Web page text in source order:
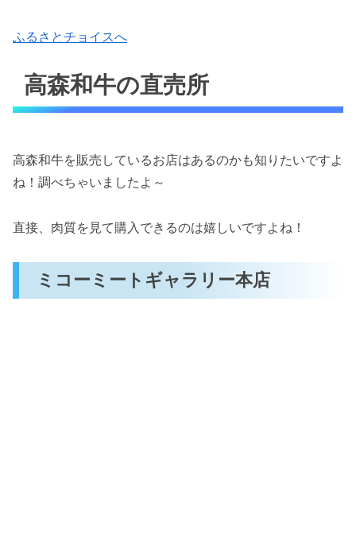
ふるさとチョイスへ
高森和牛の直売所
高森和牛を販売しているお店はあるのかも知りたいですよ
ね！調べちゃいましたよ～
直接、肉質を見て購入できるのは嬉しいですよね！
ミコーミートギャラリー本店